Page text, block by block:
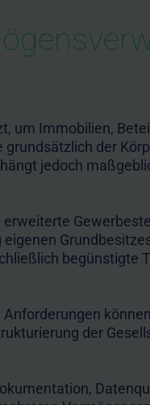
um Immobilien,
der
jedoch
begünstigte
der